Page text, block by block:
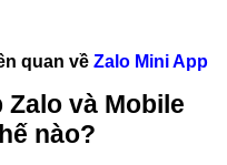
quan về Zalo Mini App
Zalo và Mobile
nào?